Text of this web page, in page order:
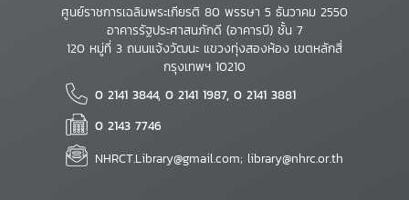
ศูนย์ราชการเฉลิมพระเกียรติ 80 พรรษา 5 ธันวาคม 2550
อาคารรัฐประศาสนภักดี (อาคารบี) ชั้น 7
120 หมู่ที่ 3 ถนนแจ้งวัฒนะ แขวงทุ่งสองห้อง เขตหลักสี่
กรุงเทพฯ 10210
0 2141 3844, 0 2141 1987, 0 2141 3881
0 2143 7746
NHRCT.Library@gmail.com; library@nhrc.or.th